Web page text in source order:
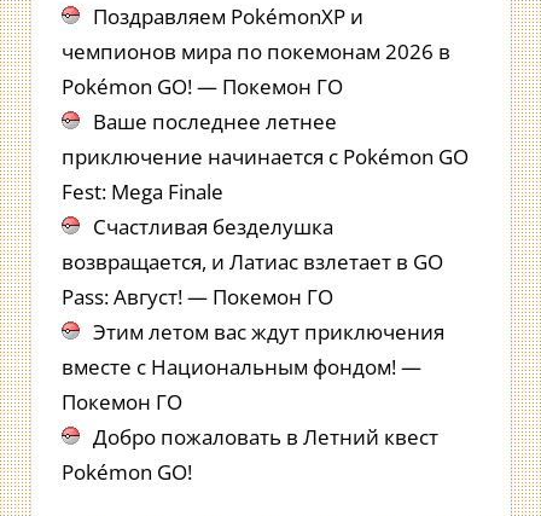
Поздравляем PokémonXP и
чемпионов мира по покемонам 2026 в
Pokémon GO! — Покемон ГО
Ваше последнее летнее
приключение начинается с Pokémon GO
Fest: Mega Finale
Счастливая безделушка
возвращается, и Латиас взлетает в GO
Pass: Август! — Покемон ГО
Этим летом вас ждут приключения
вместе с Национальным фондом! —
Покемон ГО
Добро пожаловать в Летний квест
Pokémon GO!